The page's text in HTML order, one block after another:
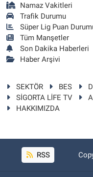
Namaz Vakitleri
Trafik Durumu
Süper Lig Puan
Tüm Manşetler
Son Dakika Haberleri
Haber Arşivi
SEKTÖR BES
SİGORTA LİFE TV
HAKKIMIZDA
RSS